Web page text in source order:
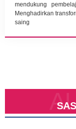
mendukung
Menghadirkan
saing